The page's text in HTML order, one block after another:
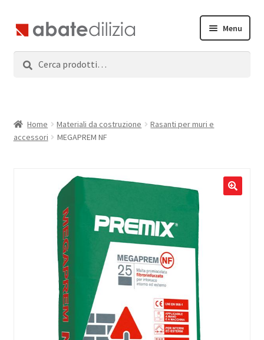
Vai
alla
navigazione
Vai
al
contenuto
Menu
Servizi
Registrati
Home Materiali da costruzione
Rasanti per muri e
accessori
MEGAPREM NF